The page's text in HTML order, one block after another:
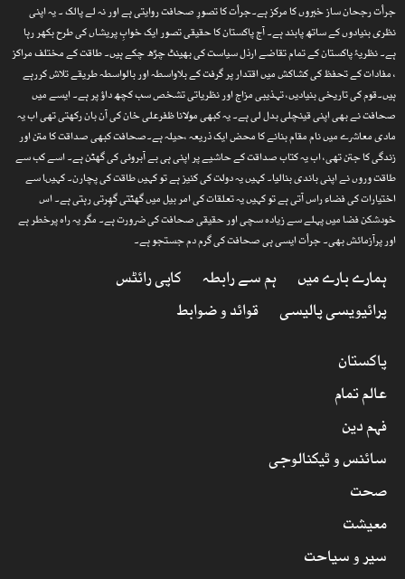
جرأت رجحان ساز خبروں کا مرکز ہے۔جرأت کا تصورِ صحافت روایتی ہے اور نہ لے پالک ۔ یہ اپنی
نظری بنیادوں کے ساتھ پابند ہے۔ آج پاکستان کا حقیقی تصور ایک خوابِ پریشاں کی طرح بکھر رہا
ہے۔ نظریۂ پاکستان کے تمام تقاضے ارذل سیاست کی بھینٹ چڑھ چکے ہیں۔ طاقت کے مختلف مراکز
، مفادات کے تحفظ کی کشاکش میں اقتدار پر گرفت کے بلاواسطہ اور بالواسطہ طریقے تلاش کررہے
ہیں۔قوم کی تاریخی بنیادیں، تہذیبی مزاج اور نظریاتی تشخص سب کچھ داؤ پر ہے۔ ایسے میں
صحافت نے بھی اپنی قینچلی بدل لی ہے۔ یہ کبھی مولانا ظفرعلی خان کی آن بان رکھتی تھی اب یہ
مادی معاشرے میں نام مقام بنانے کا محض ایک ذریعہ ،حیلہ ہے۔صحافت کبھی صداقت کا متن اور
زندگی کا جتن تھی، اب یہ کتاب صداقت کے حاشیے پر اپنی ہی بے آبروئی کی گھٹن ہے۔ اسے کب سے
طاقت وروں نے اپنی باندی بنالیا۔ کہیں یہ دولت کی کنیز ہے تو کہیں طاقت کی پچارن۔ کہیںا سے
اختیارات کی فضاء راس آتی ہے تو کہیں یہ تعلقات کی امر بیل میں گھٹتی گھِرتی رہتی ہے۔ اس
خودشکن فضا میں پہلے سے زیادہ سچی اور حقیقی صحافت کی ضرورت ہے۔ مگر یہ راہ پرخطر ہے
اور پرآزمائش بھی۔ جرأت ایسی ہی صحافت کی گرم دم جستجو ہے۔
ہمارے بارے میں ہم سے رابطہ
کاپی رائٹس
پرائیویسی پالیسی
قوائد و ضوابط
پاکستان
عالم تمام
فہم دین
سائنس و ٹیکنالوجی
صحت
معیشت
سیر و سیاحت